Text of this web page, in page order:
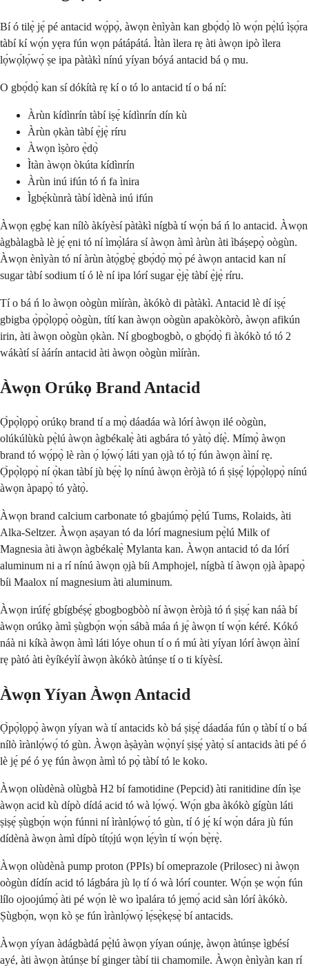
Bí ó tilẹ̀ jẹ́ pé antacid wọ́pọ̀, àwọn ènìyàn kan gbọ́dọ̀ lò wọ́n pẹ̀lú ìṣọ́ra
tàbí kí wọ́n yẹra fún wọn pátápátá. Ìtàn ìlera rẹ àti àwọn ipò ìlera
lọ́wọ́lọ́wọ́ ṣe ipa pàtàkì nínú yíyan bóyá antacid bá ọ mu.
O gbọ́dọ̀ kan sí dókítà rẹ kí o tó lo antacid tí o bá ní:
Àrùn kídìnrín tàbí iṣẹ́ kídìnrín dín kù
Àrùn ọkàn tàbí ẹ̀jẹ̀ ríru
Àwọn ìṣòro ẹ̀dọ̀
Ìtàn àwọn òkúta kídìnrín
Àrùn inú ifún tó ń fa ìnira
Ìgbẹ́kùnrà tàbí ìdènà inú ifún
Àwọn ẹgbẹ́ kan nílò àkíyèsí pàtàkì nígbà tí wọ́n bá ń lo antacid. Àwọn
àgbàlagbà lè jẹ́ ẹni tó ní ìmọ̀lára sí àwọn àmì àrùn àti ìbáṣepọ̀ oògùn.
Àwọn ènìyàn tó ní àrùn àtọ̀gbẹ́ gbọ́dọ̀ mọ̀ pé àwọn antacid kan ní
sugar tàbí sodium tí ó lè ní ipa lórí sugar ẹ̀jẹ̀ tàbí ẹ̀jẹ̀ ríru.
Tí o bá ń lo àwọn oògùn mìíràn, àkókò di pàtàkì. Antacid lè dí iṣẹ́
gbigba ọ̀pọ̀lọpọ̀ oògùn, títí kan àwọn oògùn apakòkòrò, àwọn afikún
irin, àti àwọn oògùn ọkàn. Ní gbogbogbò, o gbọ́dọ̀ fi àkókò tó tó 2
wákàtí sí àárín antacid àti àwọn oògùn mìíràn.
Àwọn Orúkọ Brand Antacid
Ọ̀pọ̀lọpọ̀ orúkọ brand tí a mọ̀ dáadáa wà lórí àwọn ilé oògùn,
olúkúlùkù pẹ̀lú àwọn àgbékalẹ̀ àti agbára tó yàtọ̀ díẹ̀. Mímọ̀ àwọn
brand tó wọ́pọ̀ lè ràn ọ́ lọ́wọ́ láti yan ọjà tó tọ́ fún àwọn àìní rẹ.
Ọ̀pọ̀lọpọ̀ ní ọ̀kan tàbí jù bẹ́ẹ̀ lọ nínú àwọn èròjà tó ń ṣiṣẹ́ lọ́pọ̀lọpọ̀ nínú
àwọn àpapọ̀ tó yàtọ̀.
Àwọn brand calcium carbonate tó gbajúmọ̀ pẹ̀lú Tums, Rolaids, àti
Alka-Seltzer. Àwọn aṣayan tó da lórí magnesium pẹ̀lú Milk of
Magnesia àti àwọn àgbékalẹ̀ Mylanta kan. Àwọn antacid tó da lórí
aluminum ni a rí nínú àwọn ọjà bíi Amphojel, nígbà tí àwọn ọjà àpapọ̀
bíi Maalox ní magnesium àti aluminum.
Àwọn irúfẹ́ gbígbéṣẹ́ gbogbogbòò ní àwọn èròjà tó ń ṣiṣẹ́ kan náà bí
àwọn orúkọ àmì ṣùgbọ́n wọ́n sábà máa ń jẹ́ àwọn tí wọ́n kéré. Kókó
náà ni kíkà àwọn àmì láti lóye ohun tí o ń mú àti yíyan lórí àwọn àìní
rẹ pàtó àti èyíkéyìí àwọn àkókò àtúnṣe tí o ti kíyèsí.
Àwọn Yíyan Àwọn Antacid
Ọ̀pọ̀lọpọ̀ àwọn yíyan wà tí antacids kò bá ṣiṣẹ́ dáadáa fún ọ tàbí tí o bá
nílò ìrànlọ́wọ́ tó gùn. Àwọn àṣàyàn wọ̀nyí ṣiṣẹ́ yàtọ̀ sí antacids àti pé ó
lè jẹ́ pé ó yẹ fún àwọn àmì tó pọ̀ tàbí tó le koko.
Àwọn olùdènà olùgbà H2 bí famotidine (Pepcid) àti ranitidine dín ìṣe
àwọn acid kù dípò dídá acid tó wà lọ́wọ́. Wọ́n gba àkókò gígùn láti
ṣiṣẹ́ ṣùgbọ́n wọ́n fúnni ní ìrànlọ́wọ́ tó gùn, tí ó jẹ́ kí wọ́n dára jù fún
dídènà àwọn àmì dípò títọ́jú wọn lẹ́yìn tí wọ́n bẹ̀rẹ̀.
Àwọn olùdènà pump proton (PPIs) bí omeprazole (Prilosec) ni àwọn
oògùn dídín acid tó lágbára jù lọ tí ó wà lórí counter. Wọ́n ṣe wọ́n fún
lílo ojoojúmọ́ àti pé wọ́n lè wo ìpalára tó jẹmọ́ acid sàn lórí àkókò.
Ṣùgbọ́n, wọn kò ṣe fún ìrànlọ́wọ́ lẹ́sẹ̀kẹsẹ̀ bí antacids.
Àwọn yíyan àdágbàdá pẹ̀lú àwọn yíyan oúnjẹ, àwọn àtúnṣe ìgbésí
ayé, àti àwọn àtúnṣe bí ginger tàbí tii chamomile. Àwọn ènìyàn kan rí